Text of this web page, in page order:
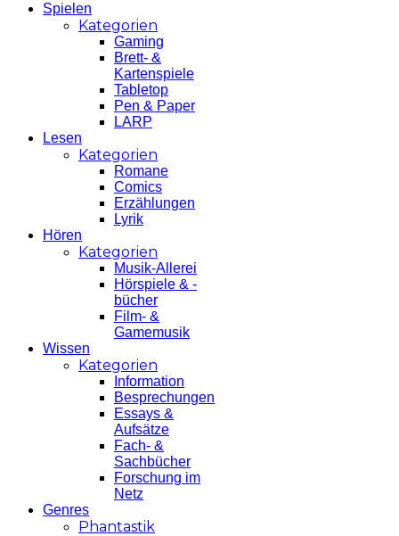
Spielen
Kategorien
Gaming
Brett- &
Kartenspiele
Tabletop
Pen & Paper
LARP
Lesen
Kategorien
Romane
Comics
Erzählungen
Lyrik
Hören
Kategorien
Musik-Allerei
Hörspiele & -
bücher
Film- &
Gamemusik
Wissen
Kategorien
Information
Besprechungen
Essays &
Aufsätze
Fach- &
Sachbücher
Forschung im
Netz
Genres
Phantastik